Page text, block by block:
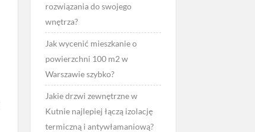
rozwiązania do swojego
wnętrza?
Jak wycenić mieszkanie o
powierzchni 100 m2 w
Warszawie szybko?
Jakie drzwi zewnętrzne w
Kutnie najlepiej łączą izolację
termiczną i antywłamaniową?